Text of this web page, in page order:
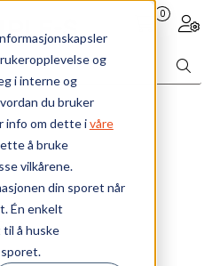
og
i interne og
du bruker
info om dette ivåre
å bruke
vilkårene.
din sporet når
Én enkelt
å huske
0